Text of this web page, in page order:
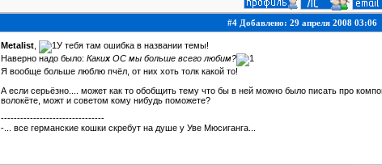
#4 Добавлено: 29 апреля 2008 03:06
Metalist
У тебя там ошибка в названии темы!
Наверно надо было: КакихОС мы больше всего любим?
Я вообще больше люблю пчёл, от них хоть толк какой то!
А если серьёзно.... может как то обобщить тему что бы в ней можно было писать про
волокёте, можт и советом кому нибудь поможете?
--------------------------------
-... все германские кошки скребут на душе у Уве Мюсиганга...